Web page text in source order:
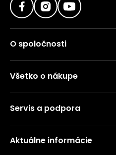
O spoločnosti
Všetko o nákupe
Servis a podpora
Aktuálne informácie